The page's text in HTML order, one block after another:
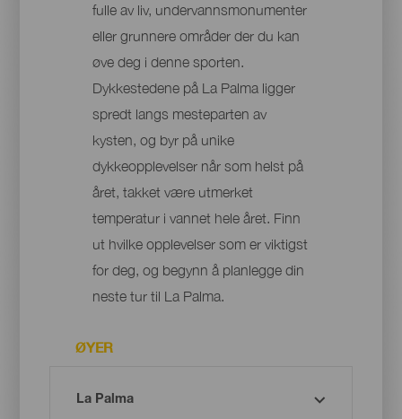
fulle av liv, undervannsmonumenter
eller grunnere områder der du kan
øve deg i denne sporten.
Dykkestedene på La Palma ligger
spredt langs mesteparten av
kysten, og byr på unike
dykkeopplevelser når som helst på
året, takket være utmerket
temperatur i vannet hele året. Finn
ut hvilke opplevelser som er viktigst
for deg, og begynn å planlegge din
neste tur til La Palma.
ØYER